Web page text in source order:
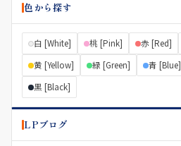
色から探す
白 [White] 桃 [Pink] 赤 [Red]
黄 [Yellow]
緑 [Green] 青 [Blue]
黒 [Black]
LPブログ